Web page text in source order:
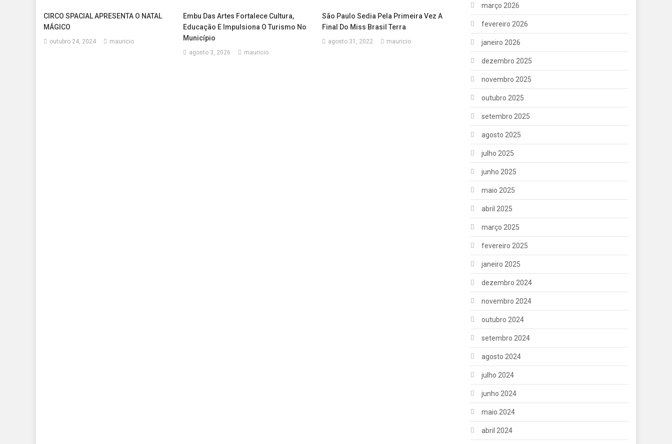
CIRCO SPACIAL APRESENTA O NATAL
MÁGICO
outubro 24, 2024 mauricio
Embu Das Artes Fortalece Cultura,
Educação E Impulsiona O Turismo No
Município
agosto 3, 2026 mauricio
São Paulo Sedia Pela Primeira Vez A
Final Do Miss Brasil Terra
agosto 31, 2022 mauricio
março 2026
fevereiro 2026
janeiro 2026
dezembro 2025
novembro 2025
outubro 2025
setembro 2025
agosto 2025
julho 2025
junho 2025
maio 2025
abril 2025
março 2025
fevereiro 2025
janeiro 2025
dezembro 2024
novembro 2024
outubro 2024
setembro 2024
agosto 2024
julho 2024
junho 2024
maio 2024
abril 2024